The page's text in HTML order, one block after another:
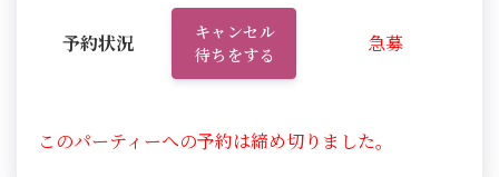
予約状況
キャンセル
待ちをする
急募
このパーティーへの予約は締め切りました。